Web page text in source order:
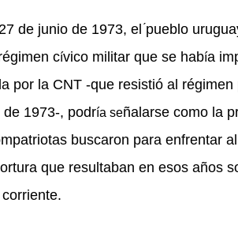
de junio de 1973, elpueblo
égimen cívico militar que se había
por la CNT -que resistió al régimen
1973-, podría señalarse como la
buscaron para enfrentar
que resultaban en esos años